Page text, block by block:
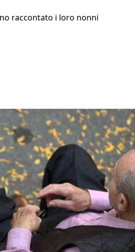
raccontato i loro nonni